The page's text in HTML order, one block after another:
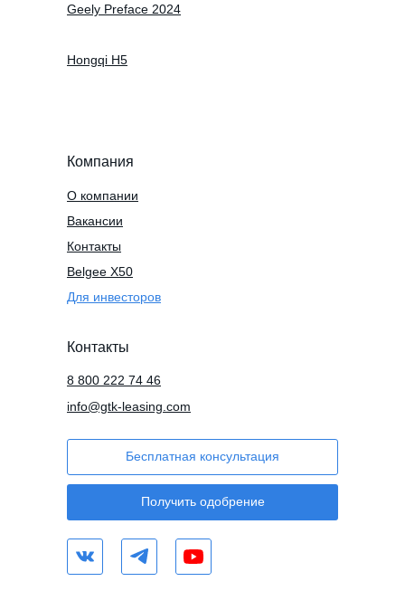
Компания
О компании
Вакансии
Контакты
Для инвесторов
Контакты
info@gtk-leasing.com
Бесплатная консультация
Получить одобрение
Belgee X50
Hongqi H5
8 800 222 74 46
Geely Preface 2024